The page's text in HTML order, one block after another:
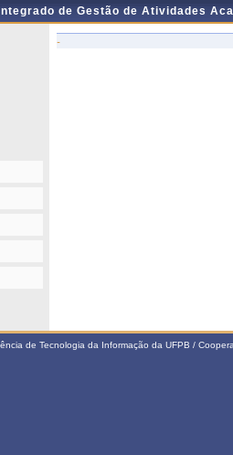
de Gestão de Atividades
-
de Tecnologia da Informação da UFPB /